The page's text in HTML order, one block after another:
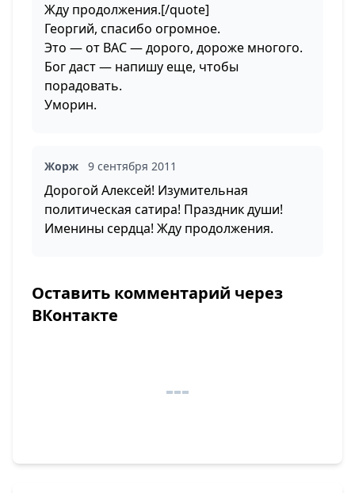
Жду продолжения.[/quote]
Георгий, спасибо огромное.
Это — от ВАС — дорого, дороже многого.
Бог даст — напишу еще, чтобы
порадовать.
Уморин.
Жорж 9 сентября 2011
Дорогой Алексей! Изумительная
политическая сатира! Праздник души!
Именины сердца! Жду продолжения.
Оставить комментарий через
ВКонтакте